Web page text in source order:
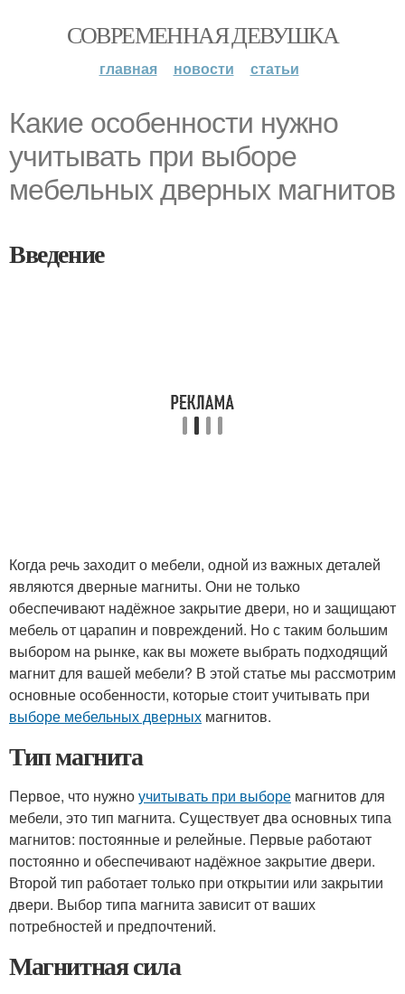
СОВРЕМЕННАЯ ДЕВУШКА
главная новости статьи
Какие особенности нужно
учитывать при выборе
мебельных дверных магнитов
Введение
Когда речь заходит о мебели, одной из важных деталей
являются дверные магниты. Они не только
обеспечивают надёжное закрытие двери, но и защищают
мебель от царапин и повреждений. Но с таким большим
выбором на рынке, как вы можете выбрать подходящий
магнит для вашей мебели? В этой статье мы рассмотрим
основные особенности, которые стоит учитывать при
выборе мебельных дверных магнитов.
Тип магнита
Первое, что нужноучитывать при выборе магнитов для
мебели, это тип магнита. Существует два основных типа
магнитов: постоянные и релейные. Первые работают
постоянно и обеспечивают надёжное закрытие двери.
Второй тип работает только при открытии или закрытии
двери. Выбор типа магнита зависит от ваших
потребностей и предпочтений.
Магнитная сила